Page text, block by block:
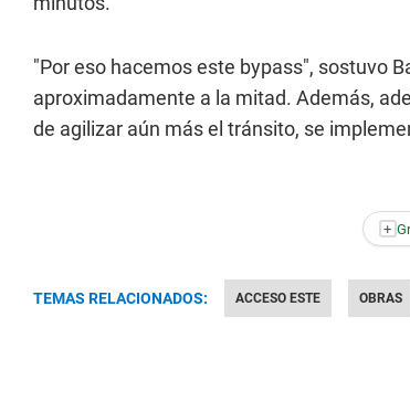
"Por eso hacemos este bypass", sostuvo
aproximadamente a la mitad. Además,
de agilizar aún más el tránsito, se
+
TEMAS RELACIONADOS: ACCESO ESTE OBRAS